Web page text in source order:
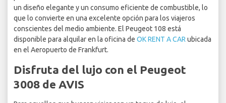
un diseño elegante y un consumo eficiente de combustible, lo
que lo convierte en una excelente opción para los viajeros
conscientes del medio ambiente. El Peugeot 108 está
disponible para alquilar en la oficina de OK RENT A CAR ubicada
en el Aeropuerto de Frankfurt.
Disfruta del lujo con el Peugeot
3008 de AVIS